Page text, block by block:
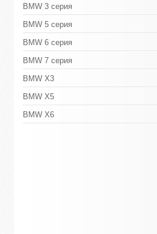
BMW 3 серия
BMW 5 серия
BMW 6 серия
BMW 7 серия
BMW X3
BMW X5
BMW X6